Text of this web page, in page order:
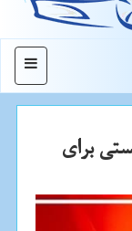
منو
زیستی برای